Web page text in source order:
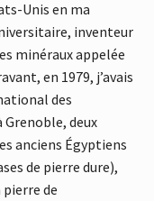
Unis en ma
inventeur
minéraux appelée
en 1979, j’avais
des
Grenoble, deux
anciens Égyptiens
de pierre dure),
de